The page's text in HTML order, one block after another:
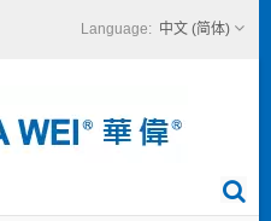
中文 (简体)